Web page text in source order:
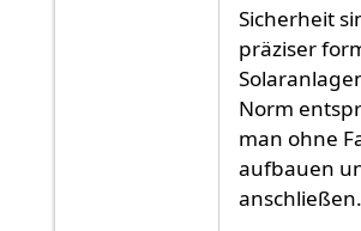
Sicherheit
präziser
Norm
man ohne
aufbauen
anschließen.